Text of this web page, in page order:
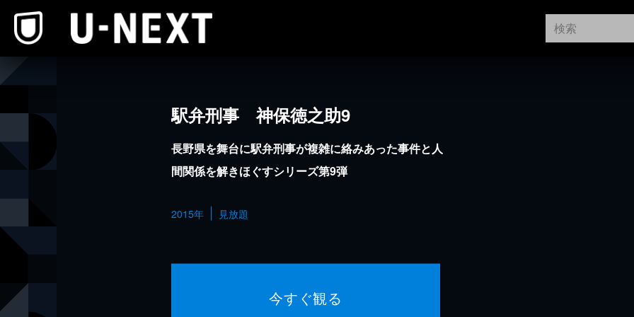
駅弁刑事 神保徳之助9
長野県を舞台に駅弁刑事が複雑に絡みあった事件と人
間関係を解きほぐすシリーズ第9弾
2015年 見放題
今すぐ観る